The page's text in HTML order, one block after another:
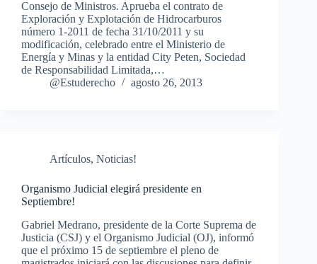
Consejo de Ministros. Aprueba el contrato de
Exploración y Explotación de Hidrocarburos
número 1-2011 de fecha 31/10/2011 y su
modificación, celebrado entre el Ministerio de
Energía y Minas y la entidad City Peten, Sociedad
de Responsabilidad Limitada,…
@Estuderecho
agosto 26, 2013
Artículos, Noticias!
Organismo Judicial elegirá presidente en
Septiembre!
Gabriel Medrano, presidente de la Corte Suprema de
Justicia (CSJ) y el Organismo Judicial (OJ), informó
que el próximo 15 de septiembre el pleno de